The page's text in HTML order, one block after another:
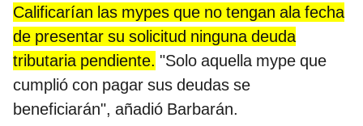
Calificarían las mypes que no tengan ala fecha
de presentar su solicitud ninguna deuda
tributaria pendiente. "Solo aquella mype que
cumplió con pagar sus deudas se
beneficiarán", añadió Barbarán.